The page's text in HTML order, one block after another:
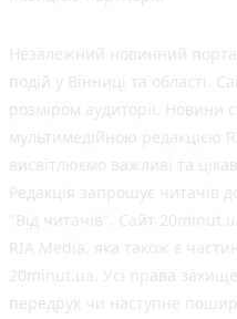
Незалежний новинний
подій у Вінниці та області.
розміром аудиторії. Новини
мультимедійною редакцією
висвітлюємо важливі та
Редакція запрошує читачів
"Від читачів". Сайт
RIA Media, яка також є
20minut.ua. Усі права
передрук чи наступне